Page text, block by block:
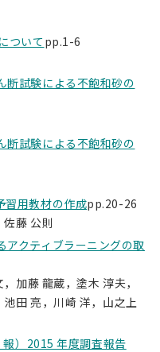
ついてpp.1-6
断試験による不飽和砂の
断試験による不飽和砂の
習用教材の作成pp.20-26
藤 公則
アクティブラーニングの取
加藤 龍蔵，塗木 淳夫，
田 亮，川崎 洋，山之上
）2015 年度調査報告